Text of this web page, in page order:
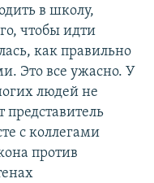
в школу,
чтобы идти
как правильно
Это все ужасно. У
людей не
представитель
с коллегами
против